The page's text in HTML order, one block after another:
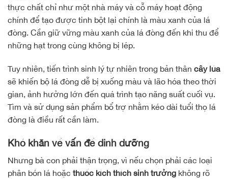
thực chất chỉ như một nhà máy và cỗ máy hoạt động
chính để tạo được tinh bột lại chính là màu xanh của lá
đòng. Cần giữ vững màu xanh của lá đòng đến khi thu để
những hạt trong cùng không bị lép.
Tuy nhiên, tiến trình sinh lý tự nhiên trong bản thân cây lúa
sẽ khiến bộ lá đòng dễ bị xuống màu và lão hóa theo thời
gian, ảnh hưởng lớn đến quá trình tạo năng suất cuối vụ.
Tìm và sử dụng sản phẩm bổ trợ nhằm kéo dài tuổi thọ lá
đòng là điều rất cần làm.
Khó khăn về vấn đề dinh dưỡng
Nhưng bà con phải thận trọng, vì nếu chọn phải các loại
phân bón lá hoặc thuốc kích thích sinh trưởng không rõ